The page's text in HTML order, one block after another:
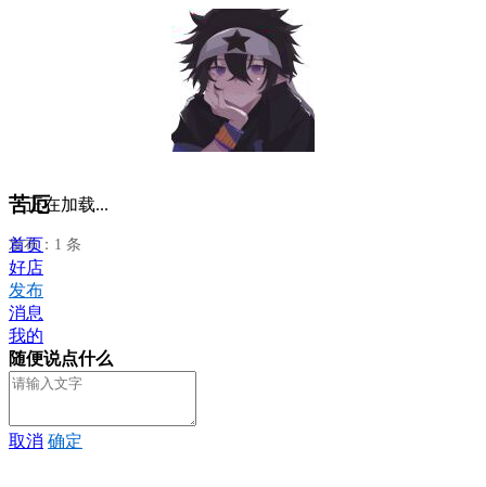
苦厄
发布：1 条
正在加载...
首页
好店
发布
消息
我的
随便说点什么
取消 确定